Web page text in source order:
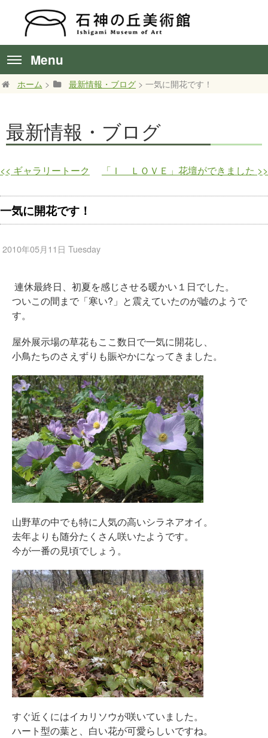
Menu
ホーム > 最新情報・ブログ > 一気に開花です！
最新情報・ブログ
<< ギャラリートーク 「Ｉ ＬＯＶＥ」花壇ができました >>
一気に開花です！
2010年05月11日 Tuesday
連休最終日、初夏を感じさせる暖かい１日でした。
ついこの間まで「寒い?」と震えていたのが嘘のようで
す。
屋外展示場の草花もここ数日で一気に開花し、
小鳥たちのさえずりも賑やかになってきました。
山野草の中でも特に人気の高いシラネアオイ。
去年よりも随分たくさん咲いたようです。
今が一番の見頃でしょう。
すぐ近くにはイカリソウが咲いていました。
ハート型の葉と、白い花が可愛らしいですね。